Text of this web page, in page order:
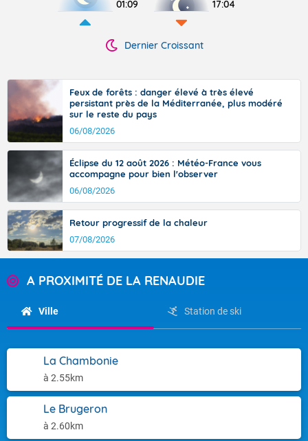
01:09 17:04
Dernier Croissant
Feux de forêts : danger élevé à très élevé
persistant près de la Méditerranée, plus modéré
sur le reste du pays
06/08/2026
Éclipse du 12 août 2026 : Météo-France vous
accompagne pour bien l'observer
06/08/2026
Retour progressif de la chaleur
07/08/2026
A PROXIMITÉ DE LA RENAUDIE
Ville Station de ski
La Chambonie
à 2.55km
Le Brugeron
à 2.60km